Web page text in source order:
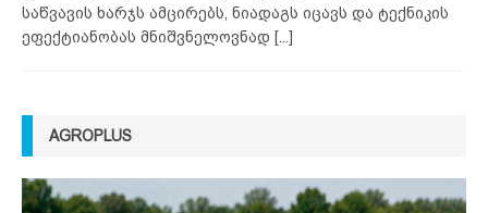
საწვავის ხარჯს ამცირებს, ნიადაგს იცავს და ტექნიკის
ეფექტიანობას მნიშვნელოვნად [...]
AGROPLUS